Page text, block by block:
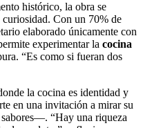
histórico, la obra se
curiosidad. Con un 70% de
elaborado únicamente con
experimentar la cocina
“Es como si fueran dos
la cocina es identidad y
en una invitación a mirar su
“Hay una riqueza